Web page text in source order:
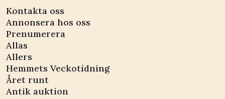
Kontakta oss
Annonsera hos oss
Prenumerera
Allas
Allers
Hemmets Veckotidning
Året runt
Antik auktion